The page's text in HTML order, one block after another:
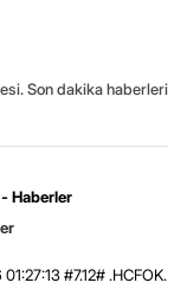
Son dakika haberleri
Haberler
#7.12# .HCFOK.